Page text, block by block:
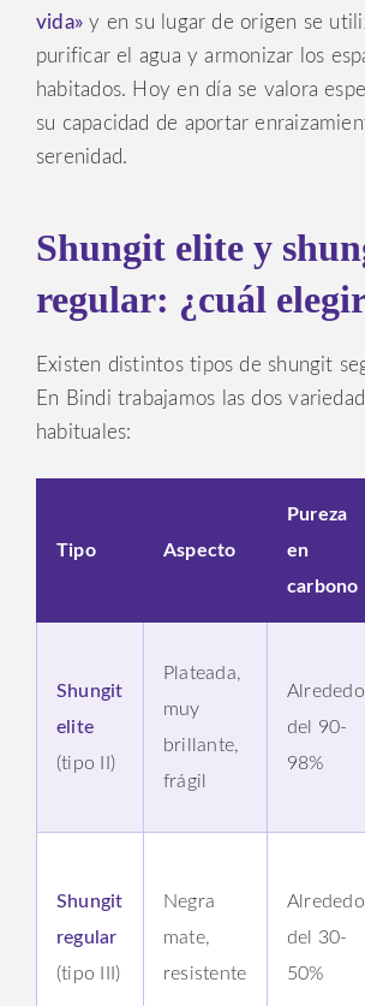
vida» y en su lugar de origen se
purificar el agua y armonizar los
habitados. Hoy en día se valora
su capacidad de aportar
serenidad.
Shungit elite y
regular: ¿cuál
Existen distintos tipos de shungit
En Bindi trabajamos las dos
habituales:
Tipo Aspecto
Pureza
en
carbono
Shungit
elite
(tipo II)
Plateada,
muy
brillante,
frágil
del 90-
98%
Shungit
regular
(tipo III)
Negra
mate,
resistente
del 30-
50%